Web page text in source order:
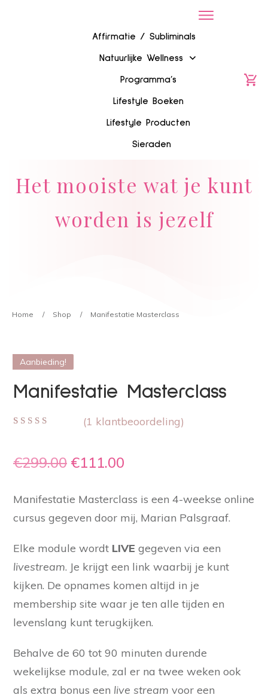
Affirmatie / Subliminals
Natuurlijke Wellness
Programma’s
Lifestyle Boeken
Lifestyle Producten
Sieraden
Het mooiste wat je kunt
worden is jezelf
Home / Shop / Manifestatie Masterclass
Aanbieding!
Manifestatie Masterclass
klant waardering
(1 klantbeoordeling)
€299.00 Oorspronkelijke
was:
€111.00
is:
Manifestatie Masterclass is een 4-weekse online
cursus gegeven door mij, Marian Palsgraaf.
Elke module wordt LIVE gegeven via een
livestream. Je krijgt een link waarbij je kunt
kijken. De opnames komen altijd in je
membership site waar je ten alle tijden en
levenslang kunt terugkijken.
Behalve de 60 tot 90 minuten durende
wekelijkse module, zal er na twee weken ook
als extra bonus een live stream voor een